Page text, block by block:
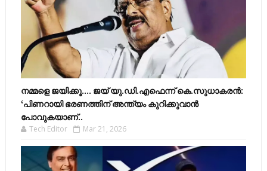
നമ്മളെ ജയിക്കൂ.... ജയ് യു.ഡി.എഫെന്ന് കെ.സുധാകരൻ:
‘പിണറായി ഭരണത്തിന് അന്ത്യം കുറിക്കുവാൻ
പോവുകയാണ്..
Tech Editor Mar 21, 2026